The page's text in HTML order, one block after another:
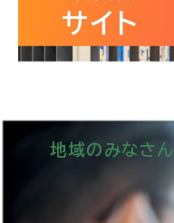
地域のみなさん